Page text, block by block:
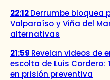
22:12Derrumbe bloquea
Valparaíso y Viña del
alternativas
21:59 Revelan videos de
escolta de Luis
en prisión preventiva